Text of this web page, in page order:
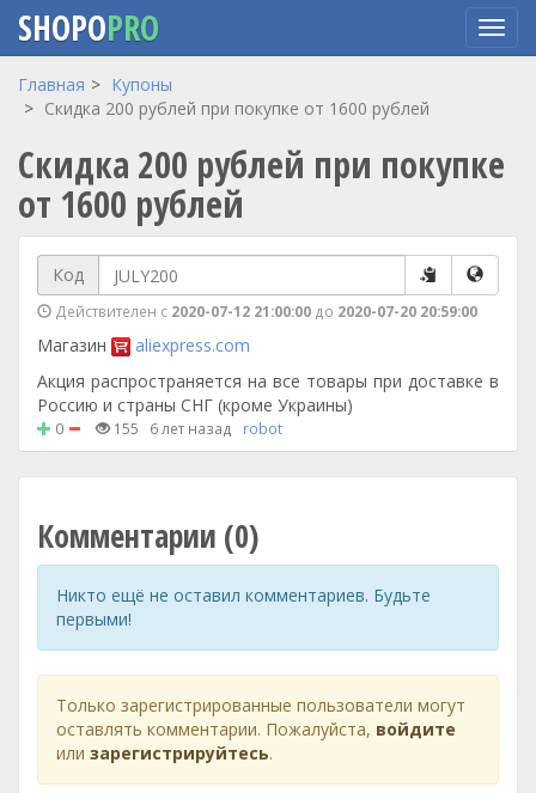
Перейти
содержанию
SHOPOPRO
Главная
Купоны
Cкидка 200 рублей при покупке от 1600 рублей
Cкидка 200 рублей при покупке
от 1600 рублей
Код
Действителен с 2020-07-12 21:00:00 до 2020-07-20 20:59:00
Магазин
aliexpress.com
Акция распространяется на все товары при доставке в
Россию и страны СНГ (кроме Украины)
0 155 6 лет назад robot
Комментарии (0)
Никто ещё не оставил комментариев. Будьте
первыми!
Только зарегистрированные пользователи могут
оставлять комментарии. Пожалуйста, войдите
или зарегистрируйтесь.